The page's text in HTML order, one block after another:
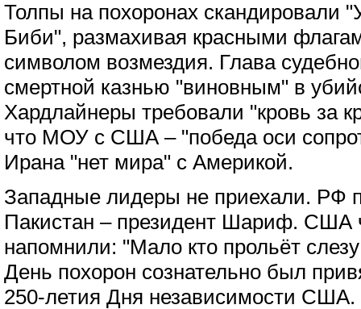
Толпы на похоронах скандировали
Биби", размахивая красными
символом возмездия. Глава
смертной казнью "виновным" в
Хардлайнеры требовали "кровь за
что МОУ с США – "победа оси
Ирана "нет мира" с Америкой.
Западные лидеры не приехали. РФ
Пакистан – президент Шариф. США
напомнили: "Мало кто прольёт
День похорон сознательно был
250-летия Дня независимости США.